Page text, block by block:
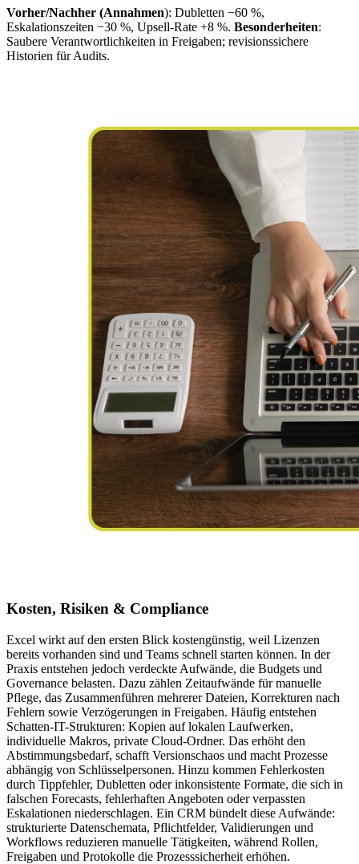
Vorher/Nachher (Annahmen): Dubletten −60 %,
Eskalationszeiten −30 %, Upsell-Rate +8 %. Besonderheiten:
Saubere Verantwortlichkeiten in Freigaben; revisionssichere
Historien für Audits.
Kosten, Risiken & Compliance
Excel wirkt auf den ersten Blick kostengünstig, weil Lizenzen
bereits vorhanden sind und Teams schnell starten können. In der
Praxis entstehen jedoch verdeckte Aufwände, die Budgets und
Governance belasten. Dazu zählen Zeitaufwände für manuelle
Pflege, das Zusammenführen mehrerer Dateien, Korrekturen nach
Fehlern sowie Verzögerungen in Freigaben. Häufig entstehen
Schatten-IT-Strukturen: Kopien auf lokalen Laufwerken,
individuelle Makros, private Cloud-Ordner. Das erhöht den
Abstimmungsbedarf, schafft Versionschaos und macht Prozesse
abhängig von Schlüsselpersonen. Hinzu kommen Fehlerkosten
durch Tippfehler, Dubletten oder inkonsistente Formate, die sich in
falschen Forecasts, fehlerhaften Angeboten oder verpassten
Eskalationen niederschlagen. Ein CRM bündelt diese Aufwände:
strukturierte Datenschemata, Pflichtfelder, Validierungen und
Workflows reduzieren manuelle Tätigkeiten, während Rollen,
Freigaben und Protokolle die Prozesssicherheit erhöhen.